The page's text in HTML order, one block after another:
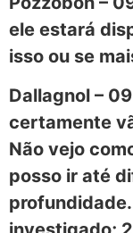
ele estará
isso ou se
Dallagnol –
certamente
Não vejo
posso ir até